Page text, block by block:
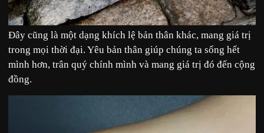
Đây cũng là một dạng khích lệ bản thân khác, mang giá trị
trong mọi thời đại. Yêu bản thân giúp chúng ta sống hết
mình hơn, trân quý chính mình và mang giá trị đó đến cộng
đồng.